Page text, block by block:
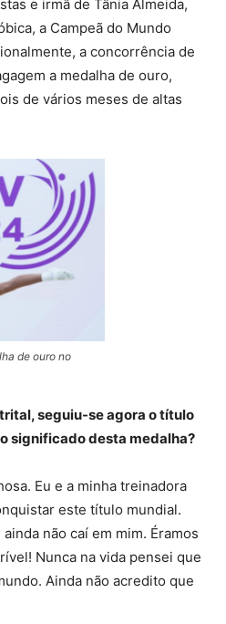
e irmã de Tânia Almeida,
a Campeã do Mundo
a concorrência de
a medalha de ouro,
de vários meses de altas
de ouro no
seguiu-se agora o título
significado desta medalha?
Eu e a minha treinadora
este título mundial.
não caí em mim. Éramos
Nunca na vida pensei que
Ainda não acredito que